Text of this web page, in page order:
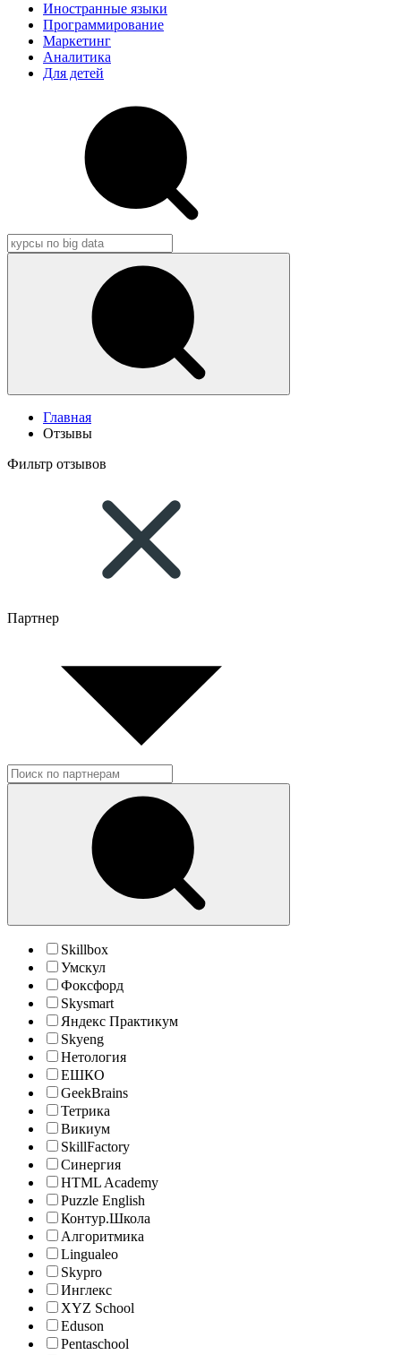
Иностранные языки
Программирование
Маркетинг
Аналитика
Для детей
Главная
Отзывы
Фильтр отзывов
Партнер
Skillbox
Умскул
Фоксфорд
Skysmart
Яндекс Практикум
Skyeng
Нетология
ЕШКО
GeekBrains
Тетрика
Викиум
SkillFactory
Синергия
HTML Academy
Puzzle English
Контур.Школа
Алгоритмика
Lingualeo
Skypro
Инглекс
XYZ School
Eduson
Pentaschool